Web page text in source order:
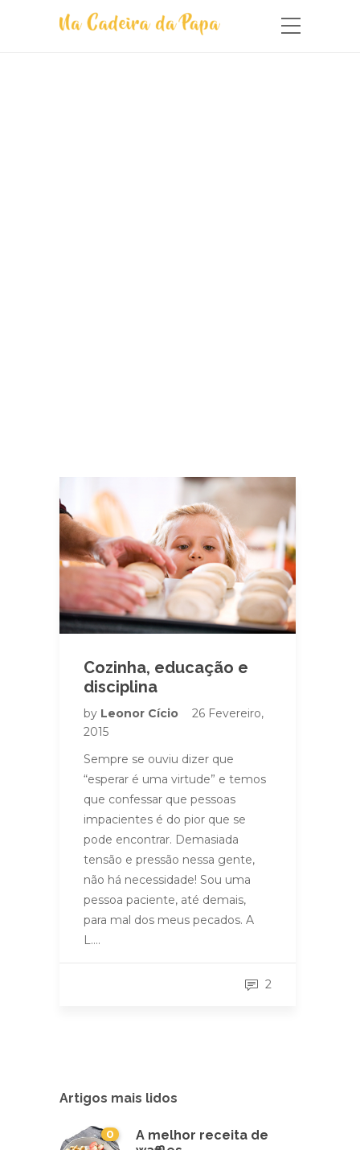
Cozinha, educação e
disciplina
by Leonor Cício
26 Fevereiro,
2015
Sempre se ouviu dizer que
“esperar é uma virtude” e temos
que confessar que pessoas
impacientes é do pior que se
pode encontrar. Demasiada
tensão e pressão nessa gente,
não há necessidade! Sou uma
pessoa paciente, até demais,
para mal dos meus pecados. A
L….
2
Artigos mais lidos
0
A melhor receita de